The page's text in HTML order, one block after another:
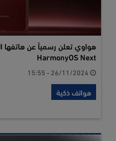
HarmonyOS Next
هواتف ذكية